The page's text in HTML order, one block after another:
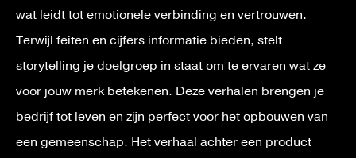
wat leidt tot emotionele verbinding en vertrouwen.
Terwijl feiten en cijfers informatie bieden, stelt
storytelling je doelgroep in staat om te ervaren wat ze
voor jouw merk betekenen. Deze verhalen brengen je
bedrijf tot leven en zijn perfect voor het opbouwen van
een gemeenschap. Het verhaal achter een product